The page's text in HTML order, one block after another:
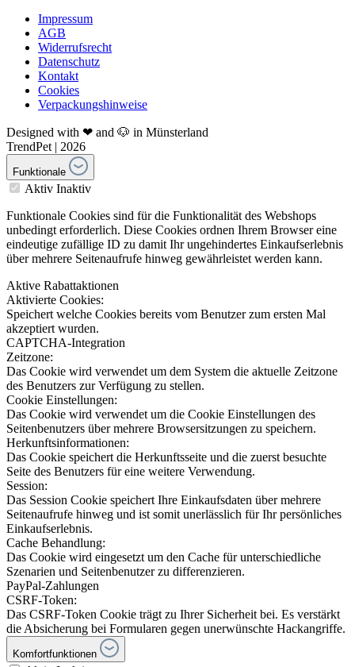
Impressum
AGB
Widerrufsrecht
Datenschutz
Kontakt
Cookies
Verpackungshinweise
Designed with ❤ and 🐶 in Münsterland
TrendPet | 2026
Funktionale
Aktiv Inaktiv
Funktionale Cookies sind für die Funktionalität des Webshops
unbedingt erforderlich. Diese Cookies ordnen Ihrem Browser eine
eindeutige zufällige ID zu damit Ihr ungehindertes Einkaufserlebnis
über mehrere Seitenaufrufe hinweg gewährleistet werden kann.
Aktive Rabattaktionen
Aktivierte Cookies:
Speichert welche Cookies bereits vom Benutzer zum ersten Mal
akzeptiert wurden.
CAPTCHA-Integration
Zeitzone:
Das Cookie wird verwendet um dem System die aktuelle Zeitzone
des Benutzers zur Verfügung zu stellen.
Cookie Einstellungen:
Das Cookie wird verwendet um die Cookie Einstellungen des
Seitenbenutzers über mehrere Browsersitzungen zu speichern.
Herkunftsinformationen:
Das Cookie speichert die Herkunftsseite und die zuerst besuchte
Seite des Benutzers für eine weitere Verwendung.
Session:
Das Session Cookie speichert Ihre Einkaufsdaten über mehrere
Seitenaufrufe hinweg und ist somit unerlässlich für Ihr persönliches
Einkaufserlebnis.
Cache Behandlung:
Das Cookie wird eingesetzt um den Cache für unterschiedliche
Szenarien und Seitenbenutzer zu differenzieren.
PayPal-Zahlungen
CSRF-Token:
Das CSRF-Token Cookie trägt zu Ihrer Sicherheit bei. Es verstärkt
die Absicherung bei Formularen gegen unerwünschte Hackangriffe.
Komfortfunktionen